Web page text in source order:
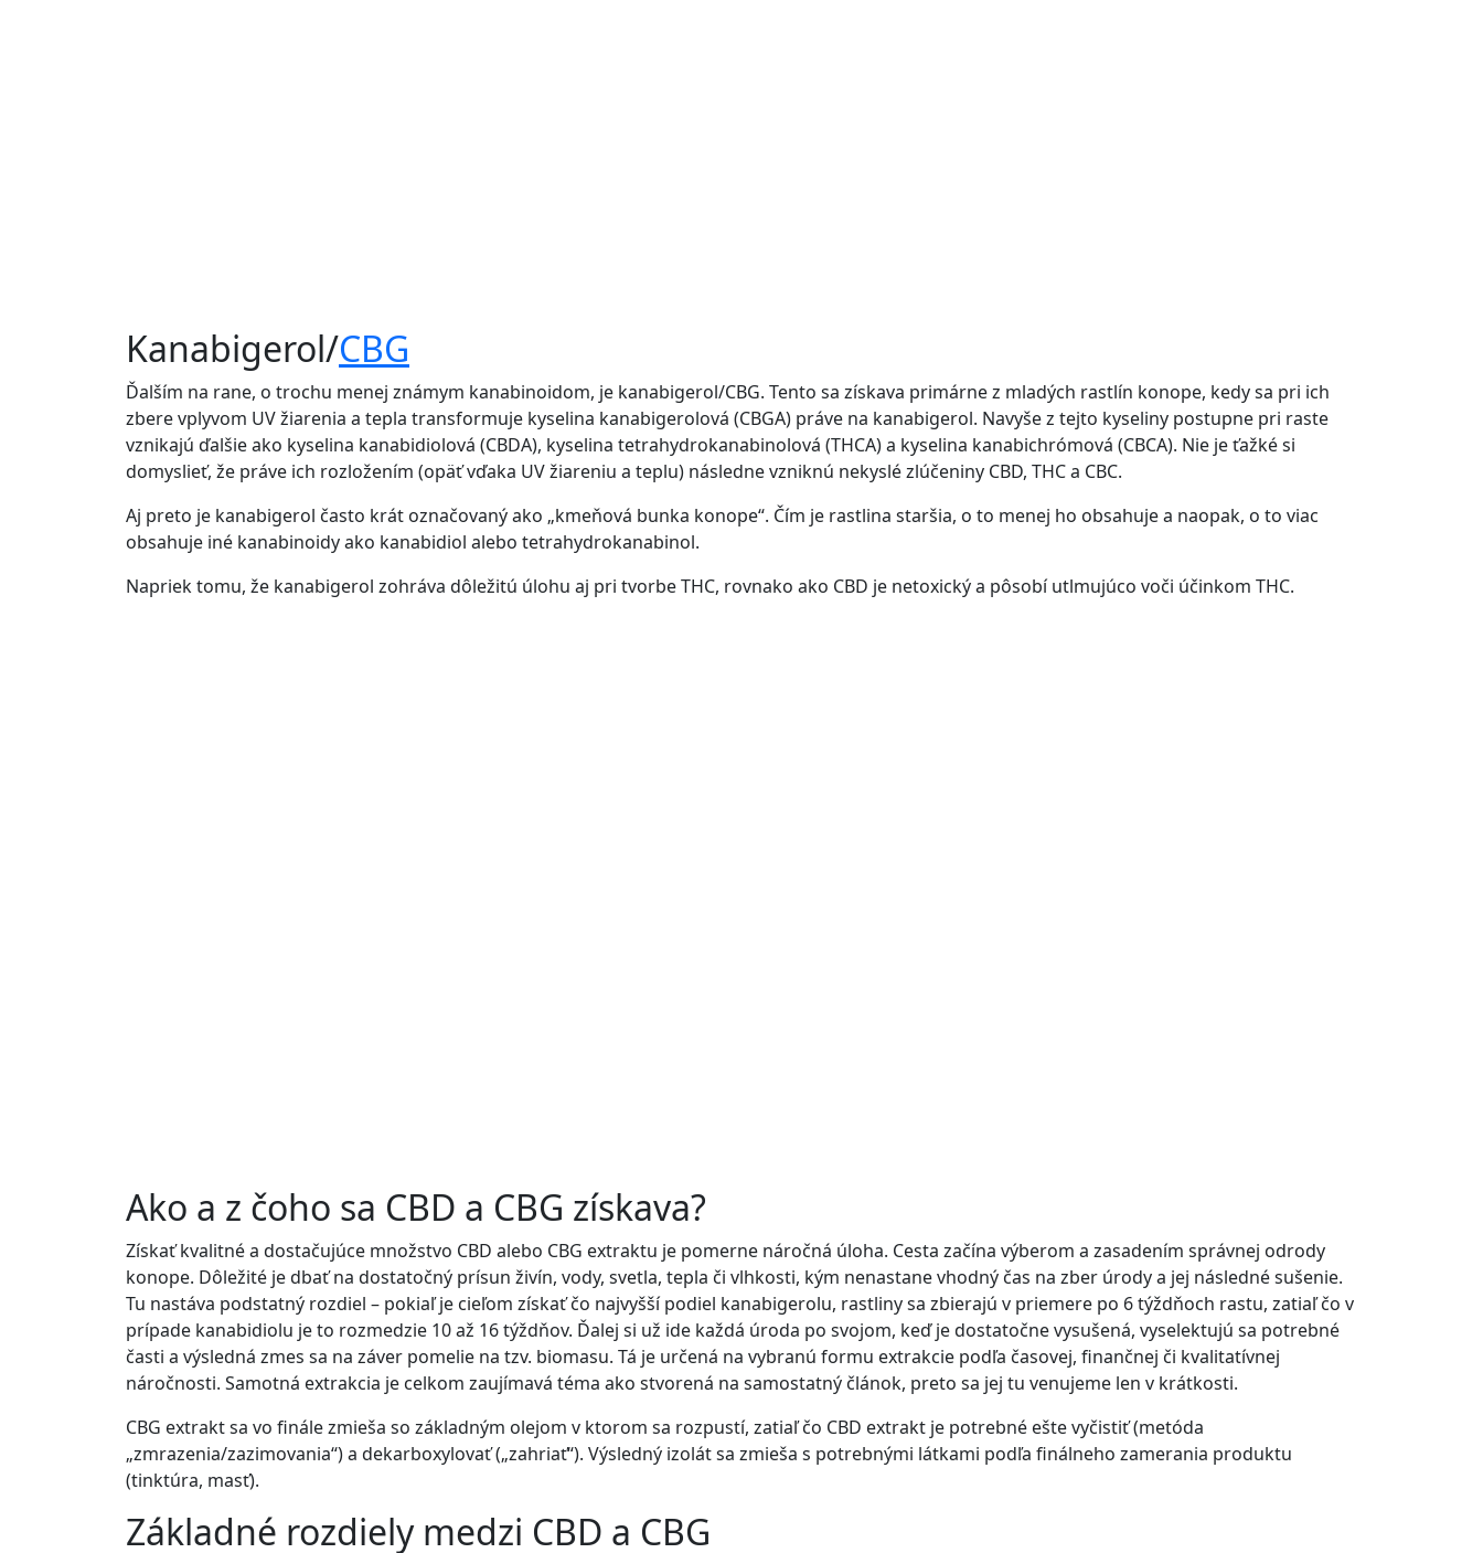
Kanabigerol/CBG
Ďalším na rane, o trochu menej známym kanabinoidom, je kanabigerol/CBG. Tento sa získava primárne z mladých rastlín konope, kedy sa pri ich
zbere vplyvom UV žiarenia a tepla transformuje kyselina kanabigerolová (CBGA) práve na kanabigerol. Navyše z tejto kyseliny postupne pri raste
vznikajú ďalšie ako kyselina kanabidiolová (CBDA), kyselina tetrahydrokanabinolová (THCA) a kyselina kanabichrómová (CBCA). Nie je ťažké si
domyslieť, že práve ich rozložením (opäť vďaka UV žiareniu a teplu) následne vzniknú nekyslé zlúčeniny CBD, THC a CBC.
Aj preto je kanabigerol často krát označovaný ako „kmeňová bunka konope“. Čím je rastlina staršia, o to menej ho obsahuje a naopak, o to viac
obsahuje iné kanabinoidy ako kanabidiol alebo tetrahydrokanabinol.
Napriek tomu, že kanabigerol zohráva dôležitú úlohu aj pri tvorbe THC, rovnako ako CBD je netoxický a pôsobí utlmujúco voči účinkom THC.
Ako a z čoho sa CBD a CBG získava?
Získať kvalitné a dostačujúce množstvo CBD alebo CBG extraktu je pomerne náročná úloha. Cesta začína výberom a zasadením správnej odrody
konope. Dôležité je dbať na dostatočný prísun živín, vody, svetla, tepla či vlhkosti, kým nenastane vhodný čas na zber úrody a jej následné sušenie.
Tu nastáva podstatný rozdiel – pokiaľ je cieľom získať čo najvyšší podiel kanabigerolu, rastliny sa zbierajú v priemere po 6 týždňoch rastu, zatiaľ čo v
prípade kanabidiolu je to rozmedzie 10 až 16 týždňov. Ďalej si už ide každá úroda po svojom, keď je dostatočne vysušená, vyselektujú sa potrebné
časti a výsledná zmes sa na záver pomelie na tzv. biomasu. Tá je určená na vybranú formu extrakcie podľa časovej, finančnej či kvalitatívnej
náročnosti. Samotná extrakcia je celkom zaujímavá téma ako stvorená na samostatný článok, preto sa jej tu venujeme len v krátkosti.
CBG extrakt sa vo finále zmieša so základným olejom v ktorom sa rozpustí, zatiaľ čo CBD extrakt je potrebné ešte vyčistiť (metóda
„zmrazenia/zazimovania“) a dekarboxylovať („zahriať“). Výsledný izolát sa zmieša s potrebnými látkami podľa finálneho zamerania produktu
(tinktúra, masť).
Základné rozdiely medzi CBD a CBG